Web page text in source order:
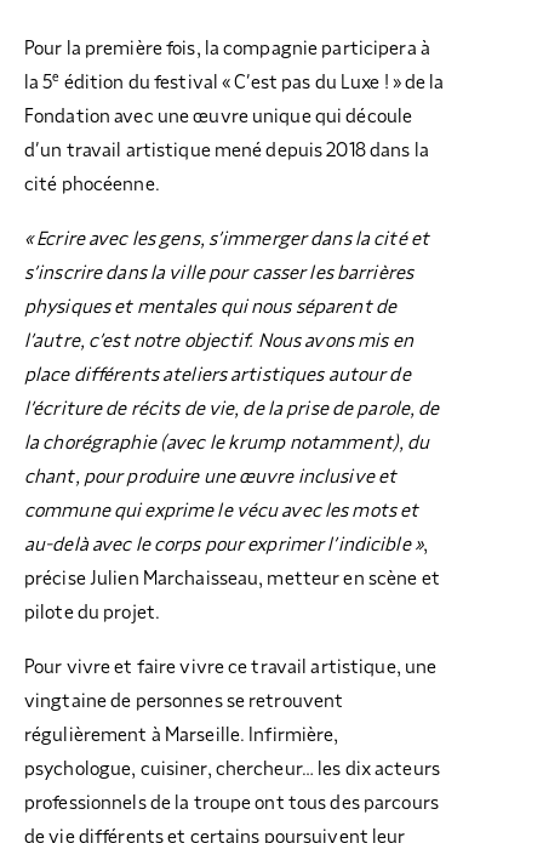
Pour la première fois, la compagnie participera à
la 5e édition du festival « C’est pas du Luxe ! » de la
Fondation avec une œuvre unique qui découle
d’un travail artistique mené depuis 2018 dans la
cité phocéenne.
« Ecrire avec les gens, s’immerger dans la cité et
s’inscrire dans la ville pour casser les barrières
physiques et mentales qui nous séparent de
l’autre, c’est notre objectif. Nous avons mis en
place différents ateliers artistiques autour de
l’écriture de récits de vie, de la prise de parole, de
la chorégraphie (avec le krump notamment), du
chant, pour produire une œuvre inclusive et
commune qui exprime le vécu avec les mots et
au-delà avec le corps pour exprimer l’indicible »,
précise Julien Marchaisseau, metteur en scène et
pilote du projet.
Pour vivre et faire vivre ce travail artistique, une
vingtaine de personnes se retrouvent
régulièrement à Marseille. Infirmière,
psychologue, cuisiner, chercheur… les dix acteurs
professionnels de la troupe ont tous des parcours
de vie différents et certains poursuivent leur